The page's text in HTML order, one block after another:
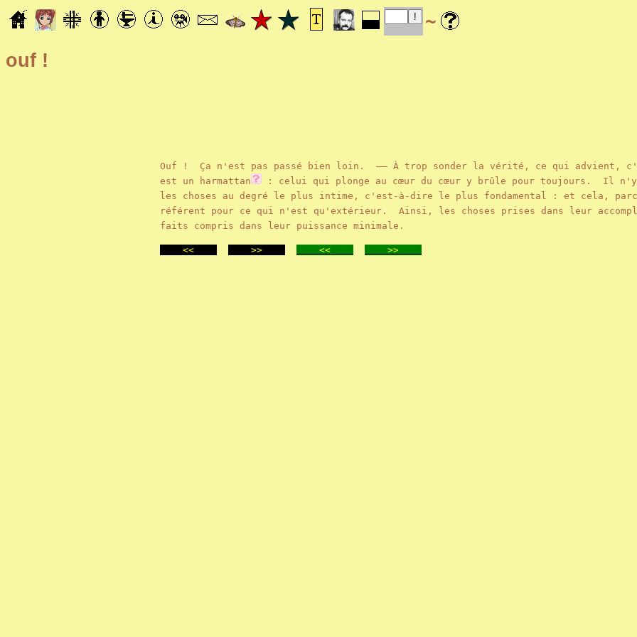
~
ouf !
Ouf ! Ça n'est pas passé bien loin. —— À trop sonder la vérité, ce qui advient,
est un harmattan
: celui qui plonge au cœur du cœur y brûle pour toujours. Il n'y
les choses au degré le plus intime, c'est-à-dire le plus fondamental : et cela,
référent pour ce qui n'est qu'extérieur. Ainsi, les choses prises dans leur
faits compris dans leur puissance minimale.
<< >> << >>